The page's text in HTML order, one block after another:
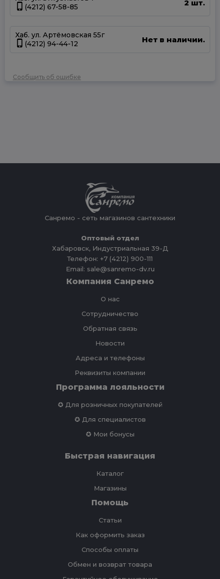
(4212) 67-58-85
2 шт.
Хаб. ул. Артёмовская 55г
(4212) 94-44-12
Нет в наличии.
Сообщить об ошибке
Санремо - сеть магазинов сантехники
Оптовый отдел
Хабаровск, Индустриальная 39-Д
Телефон: +7 (4212) 900-111
Email: sale@sanremo-dv.ru
Компания Санремо
О нас
Сотрудничество
Обратная связь
Новости
Адреса и телефоны
Реквизиты компании
Программа лояльности
✪ Для розничных покупателей
✪ Для специалистов
✪ Мои бонусы
Быстрая навигация
Каталог
Магазины
Помощь
Статьи
Как оформить заказ
Способы оплаты
Обмен и возврат товара